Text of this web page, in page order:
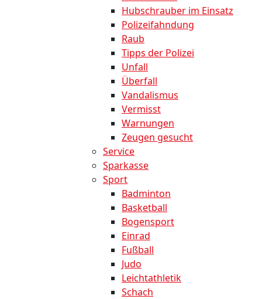
Hubschrauber im Einsatz
Polizeifahndung
Raub
Tipps der Polizei
Unfall
Überfall
Vandalismus
Vermisst
Warnungen
Zeugen gesucht
Service
Sparkasse
Sport
Badminton
Basketball
Bogensport
Einrad
Fußball
Judo
Leichtathletik
Schach